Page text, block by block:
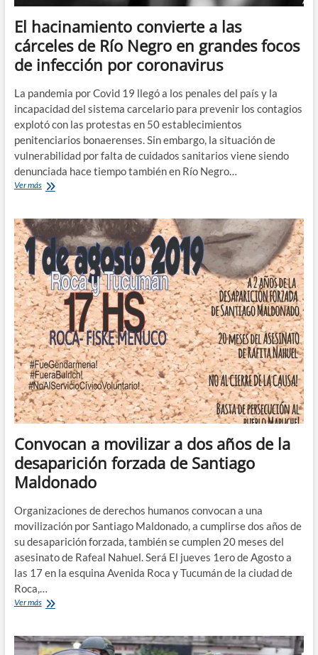
El hacinamiento convierte a las
cárceles de Río Negro en grandes focos
de infección por coronavirus
La pandemia por Covid 19 llegó a los penales del país y la
incapacidad del sistema carcelario para prevenir los contagios
explotó con las protestas en 50 establecimientos
penitenciarios bonaerenses. Sin embargo, la situación de
vulnerabilidad por falta de cuidados sanitarios viene siendo
denunciada hace tiempo también en Río Negro…
Ver másEl
a
cárceles
de
Río
Negro
en
grandes
focos
de
infección
por
coronavirus
Convocan a movilizar a dos años de la
desaparición forzada de Santiago
Maldonado
Organizaciones de derechos humanos convocan a una
movilización por Santiago Maldonado, a cumplirse dos años de
su desaparición forzada, también se cumplen 20 meses del
asesinato de Rafeal Nahuel. Será El jueves 1ero de Agosto a
las 17 en la esquina Avenida Roca y Tucumán de la ciudad de
Roca,…
Ver másConvocan
a
dos